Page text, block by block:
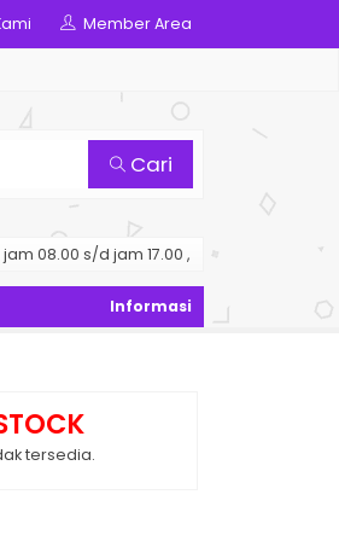
Member Area
Cari
jam 08.00 s/d jam 17.00 ,
tersedia.